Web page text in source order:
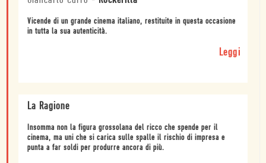
Vicende di un grande cinema italiano, restituite in questa occasione
in tutta la sua autenticità.
Leggi
La Ragione
Insomma non la figura grossolana del ricco che spende per il
cinema, ma uni che si carica sulle spalle il rischio di impresa e
punta a far soldi per produrre ancora di più.